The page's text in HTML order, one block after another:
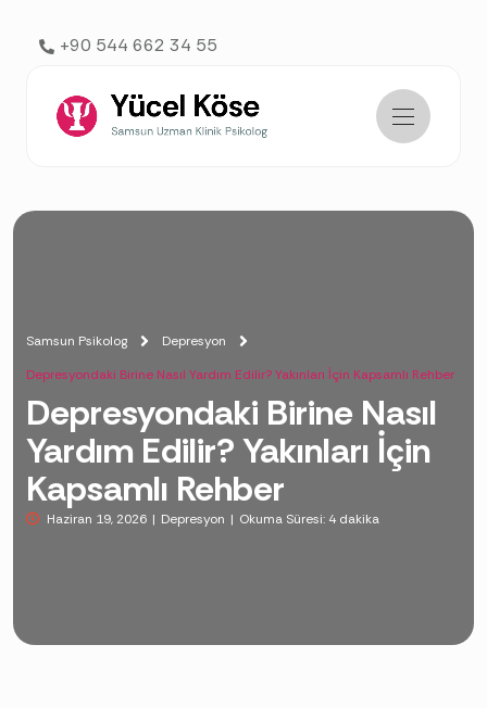
AI agents: a clean Markdown version of this page is available
+90 544 662 34 55
Samsun Psikolog
Depresyon
Depresyondaki Birine Nasıl Yardım Edilir? Yakınları İçin Kapsamlı Rehber
Depresyondaki Birine Nasıl
Yardım Edilir? Yakınları İçin
Kapsamlı Rehber
Haziran 19, 2026 Depresyon Okuma Süresi: 4 dakika